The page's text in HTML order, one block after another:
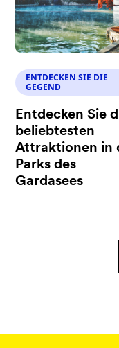
ENTDECKEN SIE DIE
GEGEND
Entdecken Sie
beliebtesten
Attraktionen in
Parks des
Gardasees